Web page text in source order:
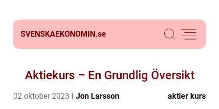
SVENSKAEKONOMIN.se
Aktiekurs – En Grundlig Översikt
02 oktober 2023 Jon Larsson aktier kurs